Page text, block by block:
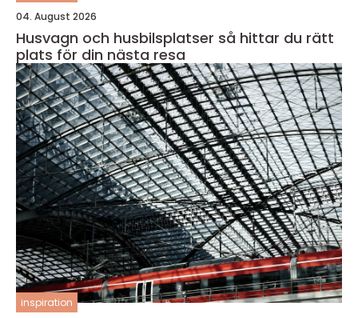
04. August 2026
Husvagn och husbilsplatser så hittar du rätt
plats för din nästa resa
inspiration